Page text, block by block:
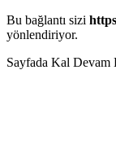
Bu bağlantı sizi
yönlendiriyor.
Sayfada Kal Devam